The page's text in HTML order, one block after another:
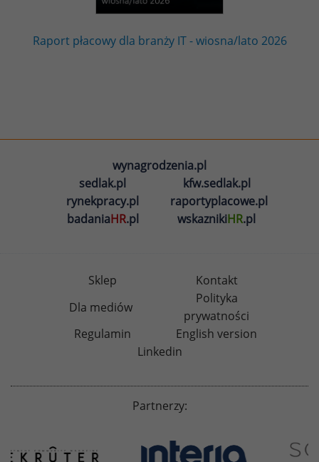
Raport płacowy dla branży IT - wiosna/lato 2026
wynagrodzenia.pl
sedlak.pl
kfw.sedlak.pl
rynekpracy.pl
raportyplacowe.pl
badaniaHR.pl wskaznikiHR.pl
Sklep
Kontakt
Dla mediów
Polityka
prywatności
Regulamin
English version
Linkedin
Partnerzy: